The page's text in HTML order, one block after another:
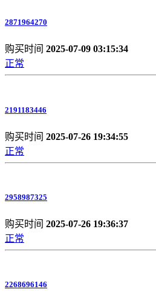
2871964270
购买时间 2025-07-09 03:15:34
正常
2191183446
购买时间 2025-07-26 19:34:55
正常
2958987325
购买时间 2025-07-26 19:36:37
正常
2268696146